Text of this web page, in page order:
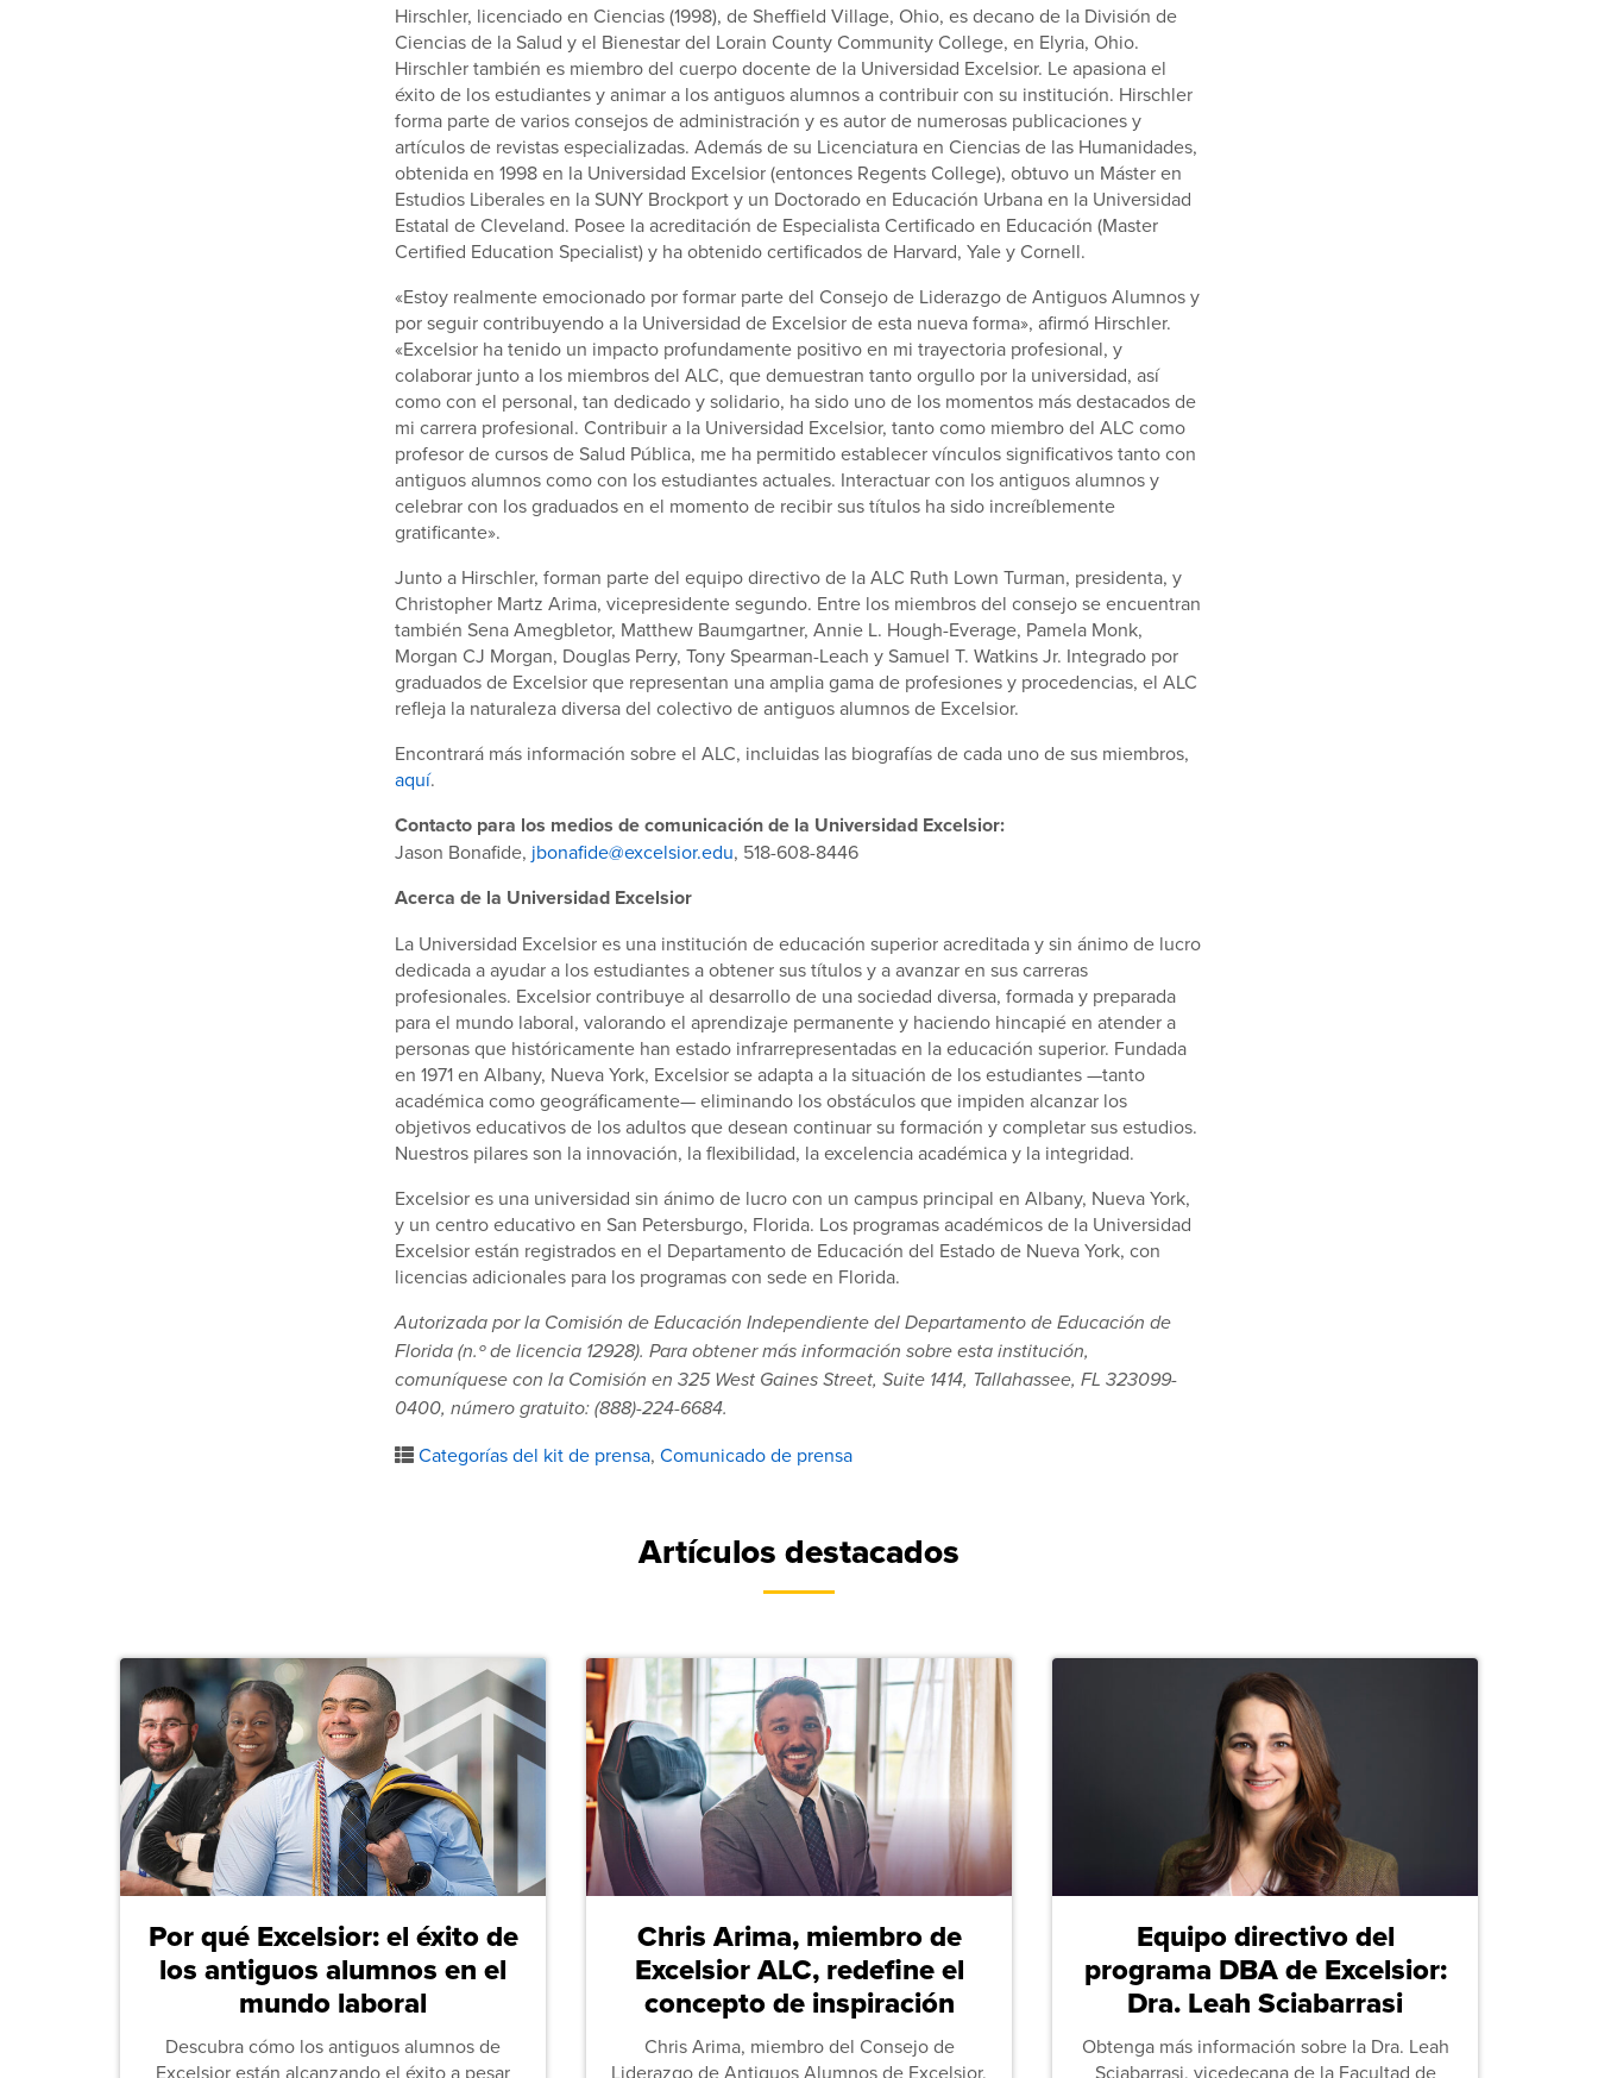
Hirschler, licenciado en Ciencias (1998), de Sheffield Village, Ohio, es decano de la División de
Ciencias de la Salud y el Bienestar del Lorain County Community College, en Elyria, Ohio.
Hirschler también es miembro del cuerpo docente de la Universidad Excelsior. Le apasiona el
éxito de los estudiantes y animar a los antiguos alumnos a contribuir con su institución. Hirschler
forma parte de varios consejos de administración y es autor de numerosas publicaciones y
artículos de revistas especializadas. Además de su Licenciatura en Ciencias de las Humanidades,
obtenida en 1998 en la Universidad Excelsior (entonces Regents College), obtuvo un Máster en
Estudios Liberales en la SUNY Brockport y un Doctorado en Educación Urbana en la Universidad
Estatal de Cleveland. Posee la acreditación de Especialista Certificado en Educación (Master
Certified Education Specialist) y ha obtenido certificados de Harvard, Yale y Cornell.
«Estoy realmente emocionado por formar parte del Consejo de Liderazgo de Antiguos Alumnos y
por seguir contribuyendo a la Universidad de Excelsior de esta nueva forma», afirmó Hirschler.
«Excelsior ha tenido un impacto profundamente positivo en mi trayectoria profesional, y
colaborar junto a los miembros del ALC, que demuestran tanto orgullo por la universidad, así
como con el personal, tan dedicado y solidario, ha sido uno de los momentos más destacados de
mi carrera profesional. Contribuir a la Universidad Excelsior, tanto como miembro del ALC como
profesor de cursos de Salud Pública, me ha permitido establecer vínculos significativos tanto con
antiguos alumnos como con los estudiantes actuales. Interactuar con los antiguos alumnos y
celebrar con los graduados en el momento de recibir sus títulos ha sido increíblemente
gratificante».
Junto a Hirschler, forman parte del equipo directivo de la ALC Ruth Lown Turman, presidenta, y
Christopher Martz Arima, vicepresidente segundo. Entre los miembros del consejo se encuentran
también Sena Amegbletor, Matthew Baumgartner, Annie L. Hough-Everage, Pamela Monk,
Morgan CJ Morgan, Douglas Perry, Tony Spearman-Leach y Samuel T. Watkins Jr. Integrado por
graduados de Excelsior que representan una amplia gama de profesiones y procedencias, el ALC
refleja la naturaleza diversa del colectivo de antiguos alumnos de Excelsior.
Encontrará más información sobre el ALC, incluidas las biografías de cada uno de sus miembros,
aquí.
Contacto para los medios de comunicación de la Universidad Excelsior:
Jason Bonafide, jbonafide@excelsior.edu, 518-608-8446
Acerca de la Universidad Excelsior
La Universidad Excelsior es una institución de educación superior acreditada y sin ánimo de lucro
dedicada a ayudar a los estudiantes a obtener sus títulos y a avanzar en sus carreras
profesionales. Excelsior contribuye al desarrollo de una sociedad diversa, formada y preparada
para el mundo laboral, valorando el aprendizaje permanente y haciendo hincapié en atender a
personas que históricamente han estado infrarrepresentadas en la educación superior. Fundada
en 1971 en Albany, Nueva York, Excelsior se adapta a la situación de los estudiantes —tanto
académica como geográficamente— eliminando los obstáculos que impiden alcanzar los
objetivos educativos de los adultos que desean continuar su formación y completar sus estudios.
Nuestros pilares son la innovación, la flexibilidad, la excelencia académica y la integridad.
Excelsior es una universidad sin ánimo de lucro con un campus principal en Albany, Nueva York,
y un centro educativo en San Petersburgo, Florida. Los programas académicos de la Universidad
Excelsior están registrados en el Departamento de Educación del Estado de Nueva York, con
licencias adicionales para los programas con sede en Florida.
Autorizada por la Comisión de Educación Independiente del Departamento de Educación de
Florida (n.º de licencia 12928). Para obtener más información sobre esta institución,
comuníquese con la Comisión en 325 West Gaines Street, Suite 1414, Tallahassee, FL 323099-
0400, número gratuito: (888)-224-6684.
Categorías del kit de prensa, Comunicado de prensa
Artículos destacados
Por qué Excelsior: el éxito de
los antiguos alumnos en el
mundo laboral
Descubra cómo los antiguos alumnos de
Excelsior están alcanzando el éxito a pesar
Chris Arima, miembro de
Excelsior ALC, redefine el
concepto de inspiración
Chris Arima, miembro del Consejo de
Liderazgo de Antiguos Alumnos de Excelsior,
Equipo directivo del
programa DBA de Excelsior:
Dra. Leah Sciabarrasi
Obtenga más información sobre la Dra. Leah
Sciabarrasi, vicedecana de la Facultad de